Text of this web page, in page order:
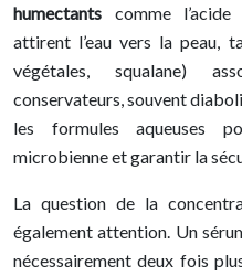
humectants comme
attirent l’eau vers la peau,
végétales, squalane)
conservateurs, souvent
les formules aqueuses
microbienne et garantir la
La question de la
également attention. Un
nécessairement deux fois